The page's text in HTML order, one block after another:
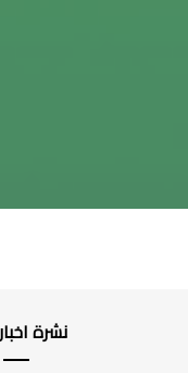
نشرة